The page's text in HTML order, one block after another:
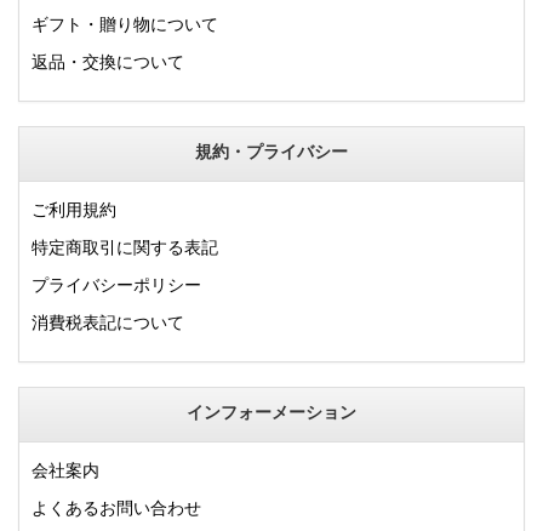
ギフト・贈り物について
返品・交換について
規約・プライバシー
ご利用規約
特定商取引に関する表記
プライバシーポリシー
消費税表記について
インフォーメーション
会社案内
よくあるお問い合わせ